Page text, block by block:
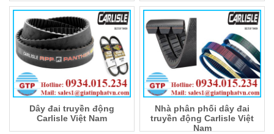
Dây đai truyền động
Carlisle Việt Nam
Nhà phân phối dây đai
truyền động Carlisle Việt
Nam